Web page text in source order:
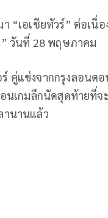
“เอเชียทัวร์” ต่อเนื่
” วันที่ 28 พฤษภาคม
คู่แข่งจากกรุงลอนด
นเกมลีกนัดสุดท้ายที่
านานแล้ว